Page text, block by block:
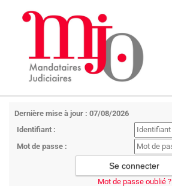
Dernière mise à jour : 07/08/2026
Identifiant :
Mot de passe :
Mot de passe oublié ?